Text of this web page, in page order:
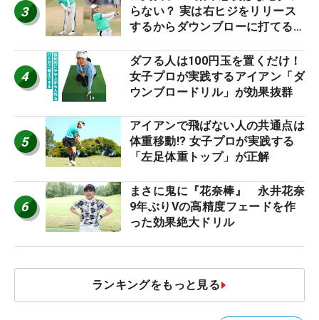
3
らない？ 実は右ヒジをリリース
するからダウンブローに打てる #
4
ダフる人は100円玉を置くだけ！
女子プロが実践するアイアン「ダ
ウンブロードリル」が効果抜群
5
アイアンで飛ばない人の共通点は
体重移動!? 女子プロが実践する
「左足体重トップ」が正解
6
まさに鬼に『花奈棒』 永井花奈
9年ぶりVの高精度フェードを作
った効果絶大ドリル
ランキングをもっと見る